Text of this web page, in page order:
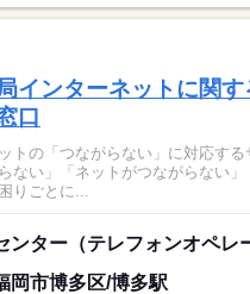
インターネットに関
口
トの「つながらない」に対応する
ない」「ネットがつながらない
りごとに...
ンター（テレフォンオペレ
岡市博多区/博多駅